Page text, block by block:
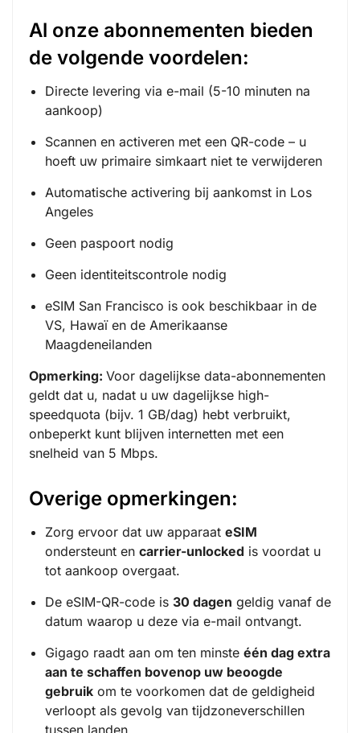
Al onze abonnementen bieden
de volgende voordelen:
Directe levering via e-mail (5-10 minuten na
aankoop)
Scannen en activeren met een QR-code – u
hoeft uw primaire simkaart niet te verwijderen
Automatische activering bij aankomst in Los
Angeles
Geen paspoort nodig
Geen identiteitscontrole nodig
eSIM San Francisco is ook beschikbaar in de
VS, Hawaï en de Amerikaanse
Maagdeneilanden
Opmerking: Voor dagelijkse data-abonnementen
geldt dat u, nadat u uw dagelijkse high-
speedquota (bijv. 1 GB/dag) hebt verbruikt,
onbeperkt kunt blijven internetten met een
snelheid van 5 Mbps.
Overige opmerkingen:
Zorg ervoor dat uw apparaat eSIM
ondersteunt en carrier-unlocked is voordat u
tot aankoop overgaat.
De eSIM-QR-code is 30 dagen geldig vanaf de
datum waarop u deze via e-mail ontvangt.
Gigago raadt aan om ten minste één dag extra
aan te schaffen bovenop uw beoogde
gebruik om te voorkomen dat de geldigheid
verloopt als gevolg van tijdzoneverschillen